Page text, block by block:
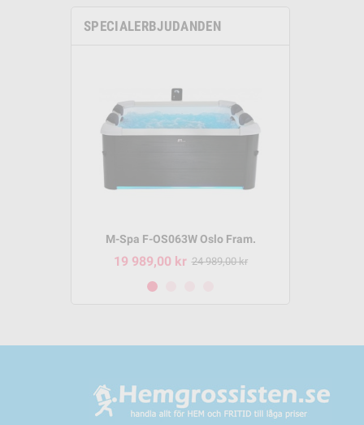
SPECIALERBJUDANDEN
M-Spa F-OS063W Oslo Fram.
19 989,00 kr 24 989,00 kr